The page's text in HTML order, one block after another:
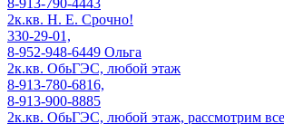
8-913-790-4443
2к.кв. Н. Е. Срочно!
330-29-01,
8-952-948-6449 Ольга
2к.кв. ОбьГЭС, любой этаж
8-913-780-6816,
8-913-900-8885
2к.кв. ОбьГЭС, любой этаж, рассмотрим